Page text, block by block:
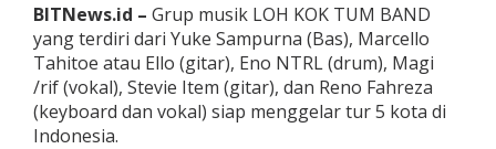
r
5
K
o
t
a
BITNews.id – Grup musik LOH KOK TUM BAND
yang terdiri dari Yuke Sampurna (Bas), Marcello
Tahitoe atau Ello (gitar), Eno NTRL (drum), Magi
/rif (vokal), Stevie Item (gitar), dan Reno Fahreza
(keyboard dan vokal) siap menggelar tur 5 kota di
Indonesia.